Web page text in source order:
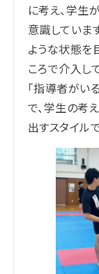
に考え、学生
意識していま
ような状態を
ころで介入し
「指導者がい
で、学生の考
出すスタイル